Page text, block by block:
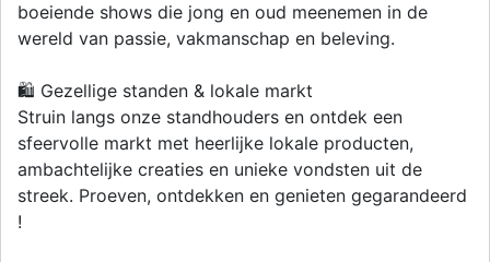
boeiende shows die jong en oud meenemen in de
wereld van passie, vakmanschap en beleving.
🛍️ Gezellige standen & lokale markt
Struin langs onze standhouders en ontdek een
sfeervolle markt met heerlijke lokale producten,
ambachtelijke creaties en unieke vondsten uit de
streek. Proeven, ontdekken en genieten gegarandeerd
!